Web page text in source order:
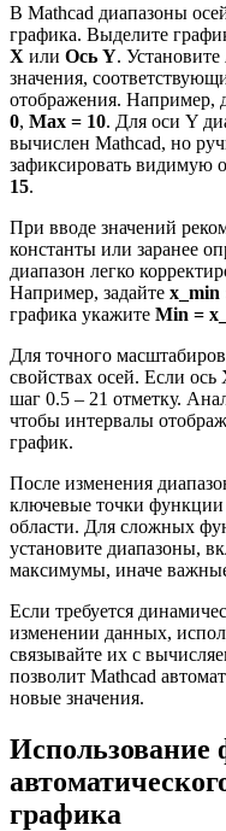
В Mathcad диапазоны
графика. Выделите
X или Ось Y. Установите
значения,
отображения. Например,
0, Max = 10. Для оси Y
вычислен Mathcad, но
зафиксировать видимую
15.
При вводе значений
константы или заранее
диапазон легко
Например, задайте x_min
графика укажите Min =
Для точного
свойствах осей. Если
шаг 0.5 – 21 отметку.
чтобы интервалы
график.
После изменения
ключевые точки функции
области. Для сложных
установите диапазоны,
максимумы, иначе
Если требуется
изменении данных,
связывайте их с
позволит Mathcad
новые значения.
Использование
графика